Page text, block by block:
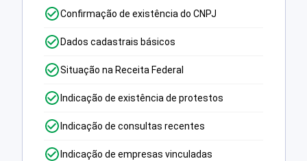
Confirmação de existência do CNPJ
Dados cadastrais básicos
Situação na Receita Federal
Indicação de existência de protestos
Indicação de consultas recentes
Indicação de empresas vinculadas